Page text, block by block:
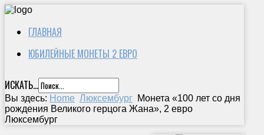
ГЛАВНАЯ
ЮБИЛЕЙНЫЕ МОНЕТЫ 2 ЕВРО
ИСКАТЬ...
Вы здесь: Home Люксембург Монета «100 лет со дня
рождения Великого герцога Жана», 2 евро
Люксембург